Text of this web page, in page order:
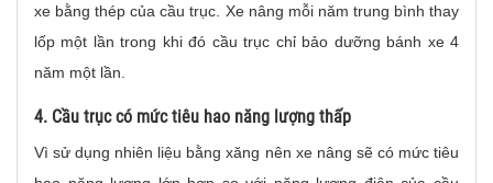
xe bằng thép của cầu trục. Xe nâng mỗi năm trung bình thay
lốp một lần trong khi đó cầu trục chỉ bảo dưỡng bánh xe 4
năm một lần.
4. Cầu trục có mức tiêu hao năng lượng thấp
Vì sử dụng nhiên liệu bằng xăng nên xe nâng sẽ có mức tiêu